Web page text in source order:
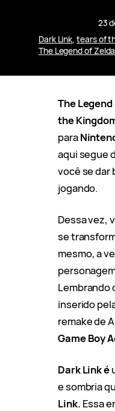
23
Dark Link, tears of
The Legend of
The
the
para
aqui segue
você se dar
jogando.
Dessa vez,
se
mesmo, a
Lembrando
inserido
remake de A
Game Boy
Dark Link é
e sombria
Link. Essa